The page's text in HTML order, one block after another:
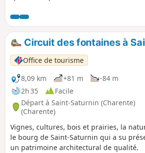
la Fontguyon.
Circuit des fontaines à
Office de tourisme
8,09 km
+81 m
-84 m
2h 35
Facile
Départ à Saint-Saturnin (Charente)
(Charente)
Vignes, cultures, bois et prairies, la
le bourg de Saint-Saturnin qui a su
un patrimoine architectural de qualité.